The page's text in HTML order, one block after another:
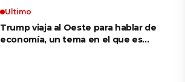
Ultimo
Trump viaja al Oeste para hablar de
economía, un tema en el que es